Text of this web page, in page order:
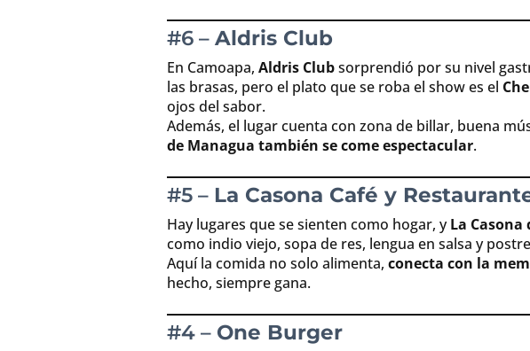
#6 –Aldris Club
En Camoapa,Aldris Clubsorprendió por su nivel
las brasas, pero el plato que se roba el show es el
ojos del sabor.
Además, el lugar cuenta con zona de billar, buena
de Managua también se come espectacular.
#5 – La Casona Café y
Hay lugares que se sienten como hogar, yLa Casona
como indio viejo, sopa de res, lengua en salsa y
Aquí la comida no solo alimenta,conecta con la
hecho, siempre gana.
#4 – One Burger